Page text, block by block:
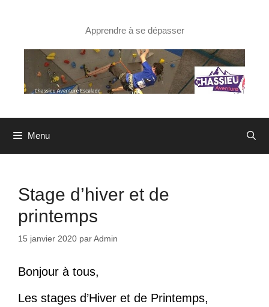
Apprendre à se dépasser
Menu
Stage d’hiver et de
printemps
15 janvier 2020 parAdmin
Bonjour à tous,
Les stages d’Hiver et de Printemps,